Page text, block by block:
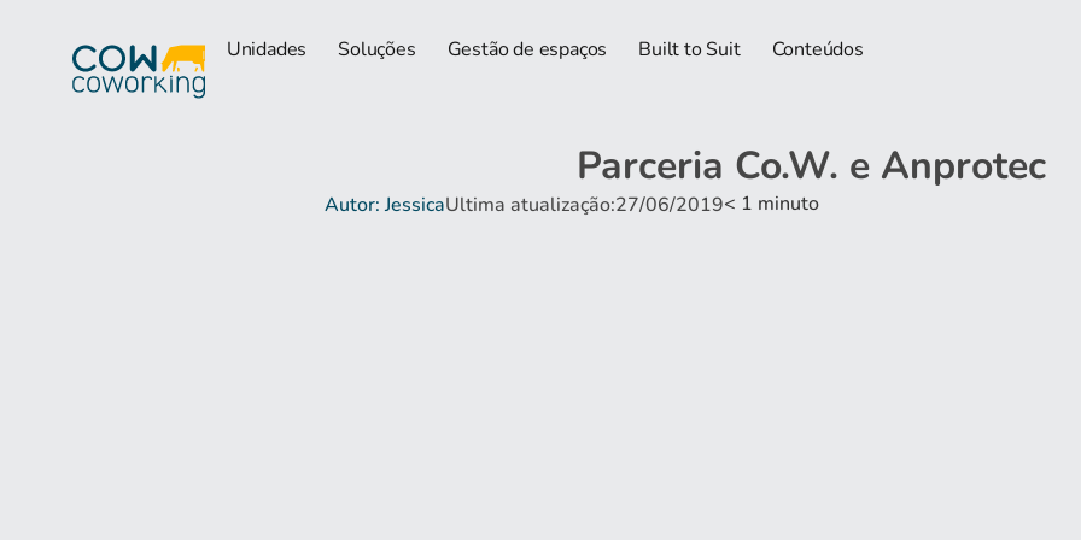
Unidades Soluções Gestão de espaços Built to Suit Conteúdos
Parceria Co.W. e Anprotec
Autor: JessicaUltima atualização:27/06/2019< 1 minuto